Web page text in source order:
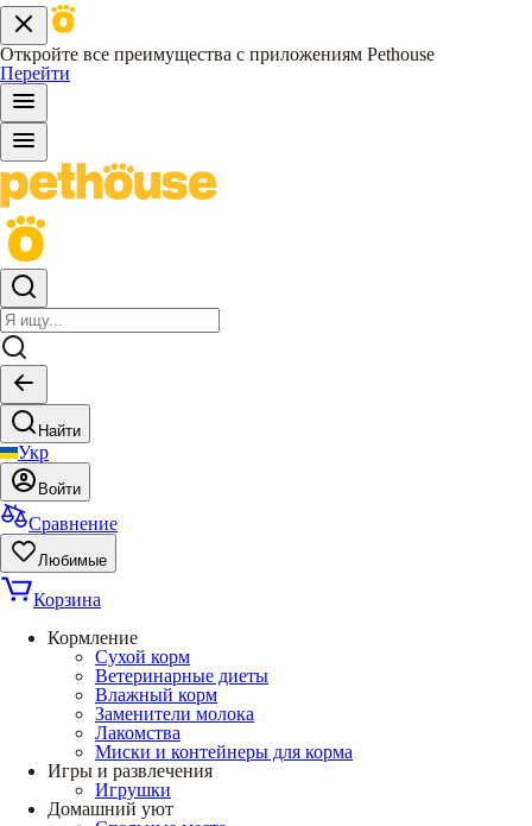
Откройте все преимущества с приложениям Pethouse
Перейти
Найти
Укр
Войти
Сравнение
Любимые
Корзина
Кормление
Сухой корм
Ветеринарные диеты
Влажный корм
Заменители молока
Лакомства
Миски и контейнеры для корма
Игры и развлечения
Игрушки
Домашний уют